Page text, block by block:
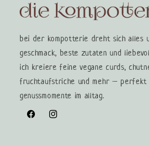
bei der kompotterie dreht sich alles
geschmack, beste zutaten und
ich kreiere feine vegane curds,
fruchtaufstriche und mehr –
genussmomente im alltag.
FacebookInstagram